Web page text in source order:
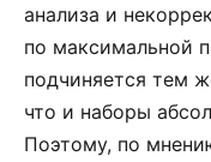
анализа и
по максимальной
подчиняется тем
что и наборы
Поэтому, по